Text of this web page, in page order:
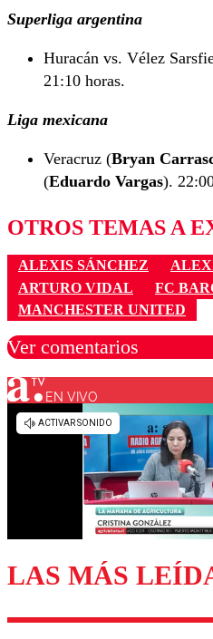
Superliga argentina
Huracán vs. Vélez
21:10 horas.
Liga mexicana
Veracruz (Bryan
(Eduardo Vargas).
OTROS TEMAS A
ALEXIS SÁNCHEZ
ARTURO VIDAL
FC
MANCHESTER UNITED
Ver comentarios
Los comentarios son
diálogo
EN VIVO
LAS MÁS